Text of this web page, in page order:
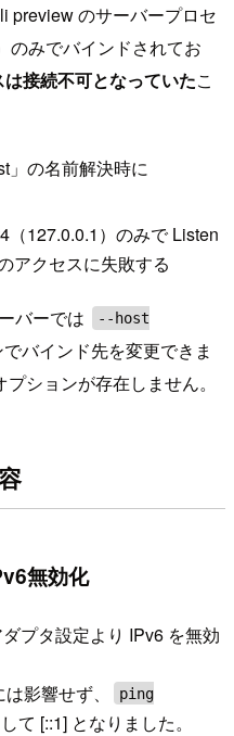
preview のサーバープロセ
のみでバインドされてお
接続不可となっていたこ
」の名前解決時に
127.0.0.1）のみで Listen
アクセスに失敗する
バーでは
--host
バインド先を変更できま
ションが存在しません。
無効化
プタ設定より IPv6 を無効
影響せず、
ping
て [::1] となりました。